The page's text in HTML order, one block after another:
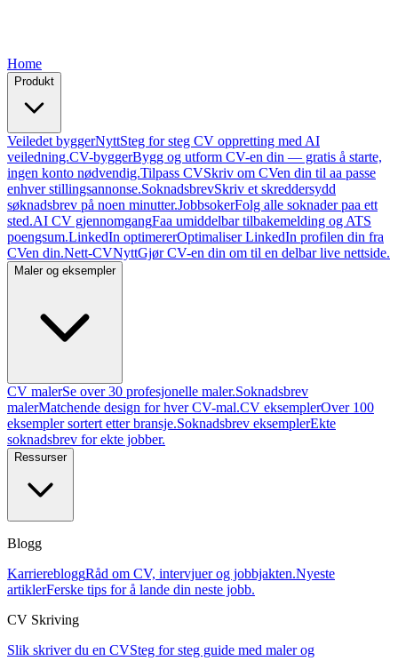
Home
Produkt
Veiledet byggerNyttSteg for steg CV oppretting med AI
veiledning.CV-byggerBygg og utform CV-en din — gratis å starte,
ingen konto nødvendig.Tilpass CVSkriv om CVen din til aa passe
enhver stillingsannonse.SoknadsbrevSkriv et skreddersydd
søknadsbrev på noen minutter.JobbsokerFolg alle soknader paa ett
sted.AI CV gjennomgangFaa umiddelbar tilbakemelding og ATS
poengsum.LinkedIn optimererOptimaliser LinkedIn profilen din fra
CVen din.Nett-CVNyttGjør CV-en din om til en delbar live nettside.
Maler og eksempler
CV malerSe over 30 profesjonelle maler.Soknadsbrev
malerMatchende design for hver CV-mal.CV eksemplerOver 100
eksempler sortert etter bransje.Soknadsbrev eksemplerEkte
soknadsbrev for ekte jobber.
Ressurser
Blogg
KarrierebloggRåd om CV, intervjuer og jobbjakten.Nyeste
artiklerFerske tips for å lande din neste jobb.
CV Skriving
Slik skriver du en CVSteg for steg guide med maler og